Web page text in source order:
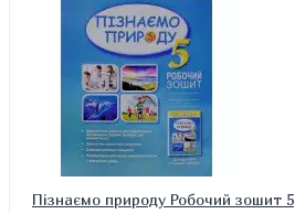
Пізнаємо природу Робочий зошит 5